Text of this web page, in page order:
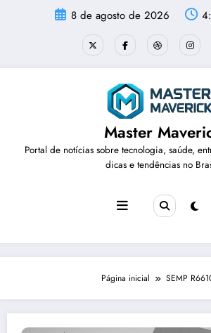
8 de agosto de 2026
Master
Portal de notícias sobre tecnologia, saúde,
dicas e tendências no
Página inicial SEMP